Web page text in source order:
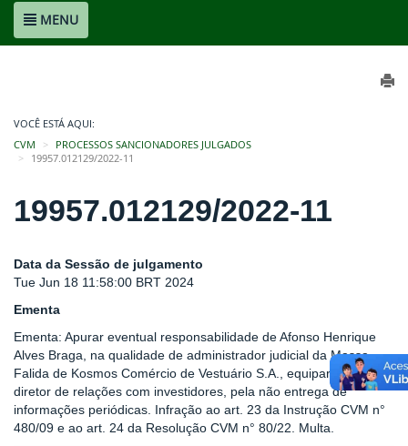
MENU
VOCÊ ESTÁ AQUI:
CVM
PROCESSOS SANCIONADORES JULGADOS
19957.012129/2022-11
19957.012129/2022-11
Data da Sessão de julgamento
Tue Jun 18 11:58:00 BRT 2024
Ementa
Ementa: Apurar eventual responsabilidade de Afonso Henrique
Alves Braga, na qualidade de administrador judicial da Massa
Falida de Kosmos Comércio de Vestuário S.A., equiparado a
diretor de relações com investidores, pela não entrega de
informações periódicas. Infração ao art. 23 da Instrução CVM n°
480/09 e ao art. 24 da Resolução CVM n° 80/22. Multa.